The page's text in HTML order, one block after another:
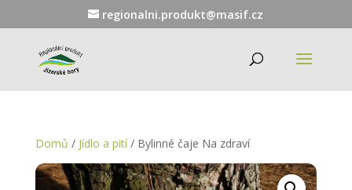
regionalni.produkt@masif.cz
Domů / Jídlo a pití/ Bylinné čaje Na zdraví